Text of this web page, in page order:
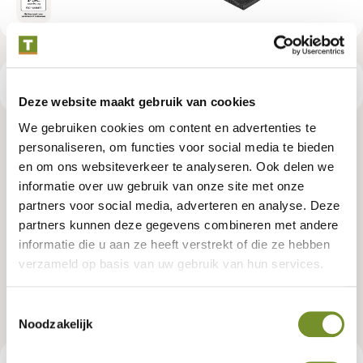
Deze website maakt gebruik van cookies
We gebruiken cookies om content en advertenties te
personaliseren, om functies voor social media te bieden
en om ons websiteverkeer te analyseren. Ook delen we
informatie over uw gebruik van onze site met onze
partners voor social media, adverteren en analyse. Deze
partners kunnen deze gegevens combineren met andere
informatie die u aan ze heeft verstrekt of die ze hebben
verzameld op basis van uw gebruik van hun services.
Noodzakelijk
NE vuren zweeds rabat 1,1/2,2 x
19,5 x 240 cm, gedroogd, zwart
gespoten, 3 zijden geschaafd, 1
zijde fijnbezaagd, scherpkantig, 1
zijde 2 groeven